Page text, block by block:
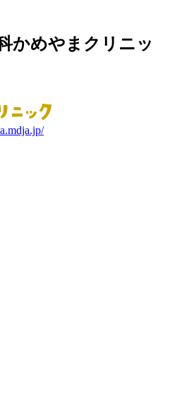
かめやまクリニッ